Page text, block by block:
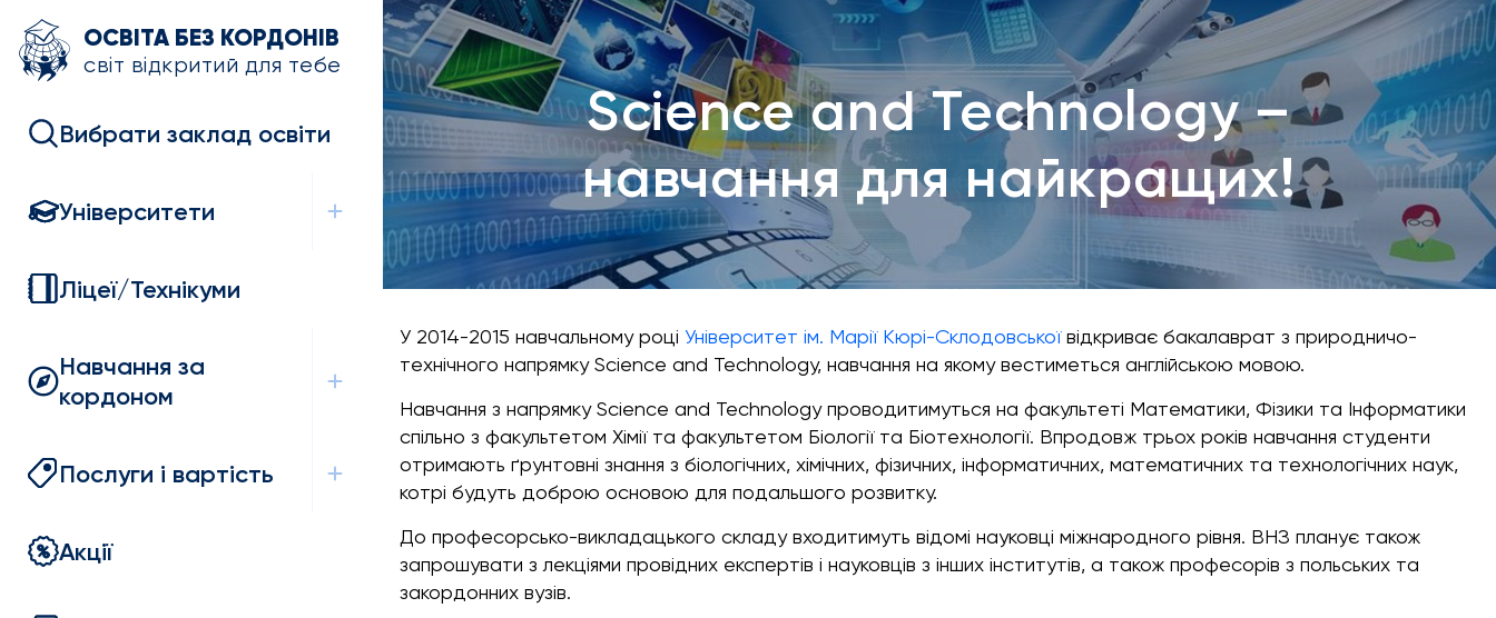
ОСВІТА БЕЗ КОРДОНІВ
світ відкритий для тебе
Вибрати заклад освіти
Університети
Ліцеї/Технікуми
Навчання за
кордоном
Послуги і вартість
Акції
Science and Technology –
навчання для найкращих!
У 2014-2015 навчальному році Університет ім. Марії Кюрі-Склодовськоївідкриває бакалаврат з природничо-
технічного напрямку Science and Technology, навчання на якому вестиметься англійською мовою.
Навчання з напрямку Science and Technology проводитимуться на факультеті Математики, Фізики та Інформатики
спільно з факультетом Хімії та факультетом Біології та Біотехнології. Впродовж трьох років навчання студенти
отримають ґрунтовні знання з біологічних, хімічних, фізичних, інформатичних, математичних та технологічних наук,
котрі будуть доброю основою для подальшого розвитку.
До професорсько-викладацького складу входитимуть відомі науковці міжнародного рівня. ВНЗ планує також
запрошувати з лекціями провідних експертів і науковців з інших інститутів, а також професорів з польських та
закордонних вузів.